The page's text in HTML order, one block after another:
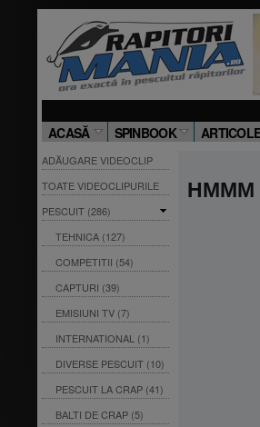
ACASĂ
SPINBOOK
ADĂUGARE VIDEOCLIP
TOATE VIDEOCLIPURILE
PESCUIT (286)
TEHNICA (127)
COMPETITII (54)
CAPTURI (39)
EMISIUNI TV (7)
INTERNATIONAL (1)
DIVERSE PESCUIT (10)
PESCUIT LA CRAP (41)
BALTI DE CRAP (5)
HMMM